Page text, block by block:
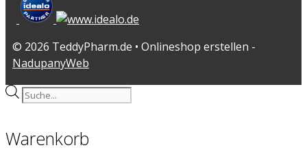
© 2026 TeddyPharm.de • Onlineshop erstellen -
NadupanyWeb
Products
Warenkorb